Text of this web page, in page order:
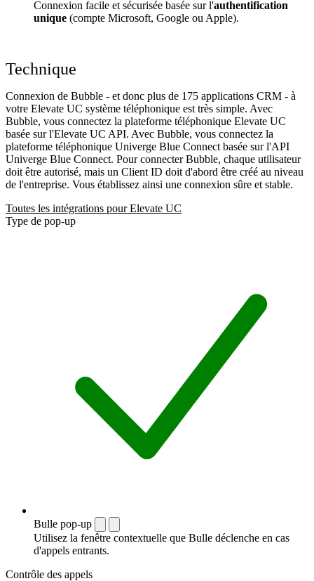
Connexion facile et sécurisée basée sur l'authentification
unique (compte Microsoft, Google ou Apple).
Technique
Connexion de Bubble - et donc plus de 175 applications CRM - à
votre Elevate UC système téléphonique est très simple. Avec
Bubble, vous connectez la plateforme téléphonique Elevate UC
basée sur l'Elevate UC API. Avec Bubble, vous connectez la
plateforme téléphonique Univerge Blue Connect basée sur l'API
Univerge Blue Connect. Pour connecter Bubble, chaque utilisateur
doit être autorisé, mais un Client ID doit d'abord être créé au niveau
de l'entreprise. Vous établissez ainsi une connexion sûre et stable.
Toutes les intégrations pour Elevate UC
Type de pop-up
Bulle pop-up
Utilisez la fenêtre contextuelle que Bulle déclenche en cas
d'appels entrants.
Contrôle des appels